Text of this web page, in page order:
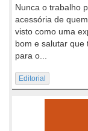
Nunca o trabalho
acessória de
visto como uma
bom e salutar que
para o...
Editorial